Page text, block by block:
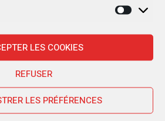
LES COOKIES
REFUSER
LES PRÉFÉRENCES